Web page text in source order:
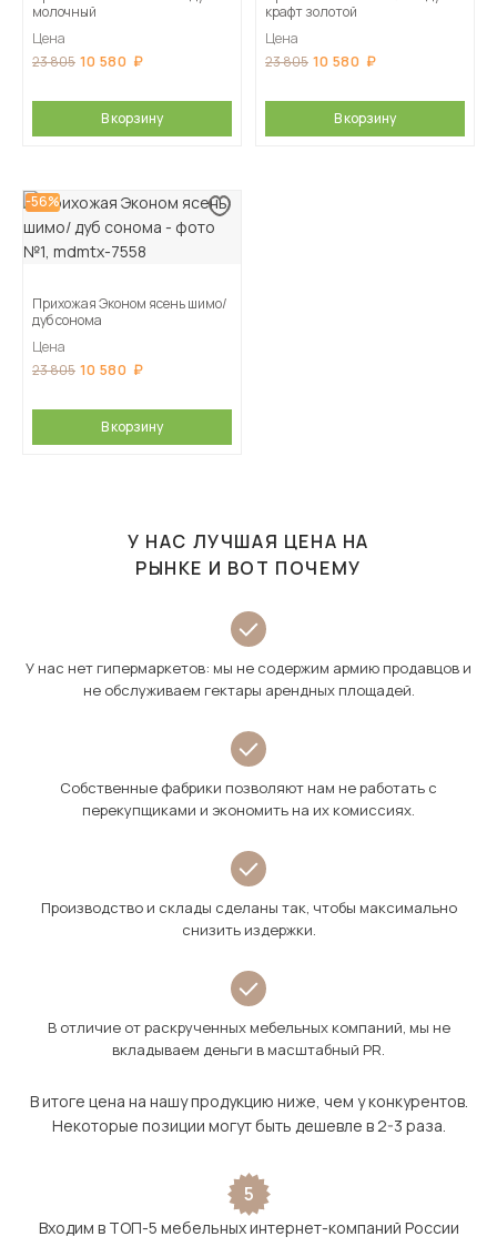
молочный
Цена
23 805 10 580
В корзину
крафт золотой
Цена
23 805 10 580
В корзину
-56%
Прихожая Эконом ясень шимо/
дуб сонома
Цена
23 805 10 580
В корзину
У НАС ЛУЧШАЯ ЦЕНА НА
РЫНКЕ И ВОТ ПОЧЕМУ
У нас нет гипермаркетов: мы не содержим армию продавцов и
не обслуживаем гектары арендных площадей.
Собственные фабрики позволяют нам не работать с
перекупщиками и экономить на их комиссиях.
Производство и склады сделаны так, чтобы максимально
снизить издержки.
В отличие от раскрученных мебельных компаний, мы не
вкладываем деньги в масштабный PR.
В итоге цена на нашу продукцию ниже, чем у конкурентов.
Некоторые позиции могут быть дешевле в 2-3 раза.
5
Входим в ТОП-5 мебельных интернет-компаний России